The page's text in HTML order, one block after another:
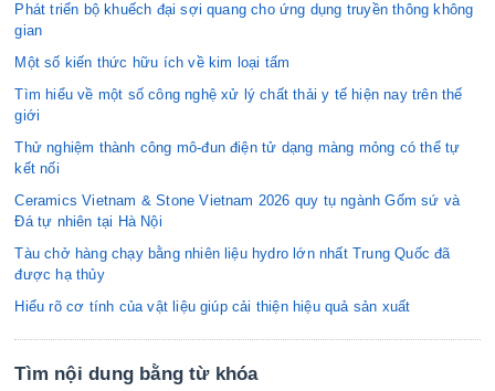
Phát triển bộ khuếch đại sợi quang cho ứng dụng truyền thông không
gian
Một số kiến thức hữu ích về kim loại tấm
Tìm hiểu về một số công nghệ xử lý chất thải y tế hiện nay trên thế
giới
Thử nghiệm thành công mô-đun điện tử dạng màng mỏng có thể tự
kết nối
Ceramics Vietnam & Stone Vietnam 2026 quy tụ ngành Gốm sứ và
Đá tự nhiên tại Hà Nội
Tàu chở hàng chạy bằng nhiên liệu hydro lớn nhất Trung Quốc đã
được hạ thủy
Hiểu rõ cơ tính của vật liệu giúp cải thiện hiệu quả sản xuất
Tìm nội dung bằng từ khóa